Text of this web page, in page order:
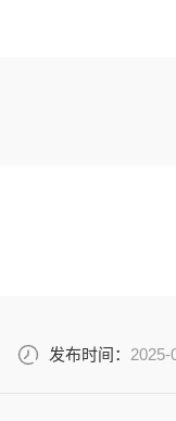
发布时间： 2025-